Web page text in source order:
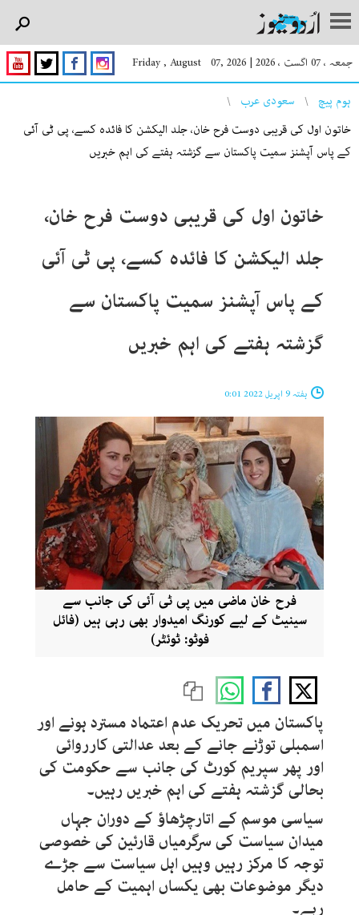
جمعہ ، 07 اگست ، 2026 |
Friday , August 07, 2026
You are here
ہوم پیچ
سعودی عرب
خاتون اول کی قریبی دوست فرح خان، جلد الیکشن کا فائدہ کسے، پی ٹی آئی
کے پاس آپشنز سمیت پاکستان سے گزشتہ ہفتے کی اہم خبریں
خاتون اول کی قریبی دوست فرح خان،
جلد الیکشن کا فائدہ کسے، پی ٹی آئی
کے پاس آپشنز سمیت پاکستان سے
گزشتہ ہفتے کی اہم خبریں
ہفتہ 9 اپریل 2022 0:01
فرح خان ماضی میں پی ٹی آئی کی جانب سے
سینیٹ کے لیے کورنگ امیدوار بھی رہی ہیں (فائل
فوٹو: ٹوئٹر)
پاکستان میں تحریک عدم اعتماد مسترد ہونے اور
اسمبلی توڑنے جانے کے بعد عدالتی کارروائی
اور پھر سپریم کورٹ کی جانب سے حکومت کی
بحالی گزشتہ ہفتے کی اہم خبریں رہیں۔
سیاسی موسم کے اتارچڑھاؤ کے دوران جہاں
میدان سیاست کی سرگرمیاں قارئین کی خصوصی
توجہ کا مرکز رہیں وہیں اہل سیاست سے جڑے
دیگر موضوعات بھی یکساں اہمیت کے حامل
رہے۔